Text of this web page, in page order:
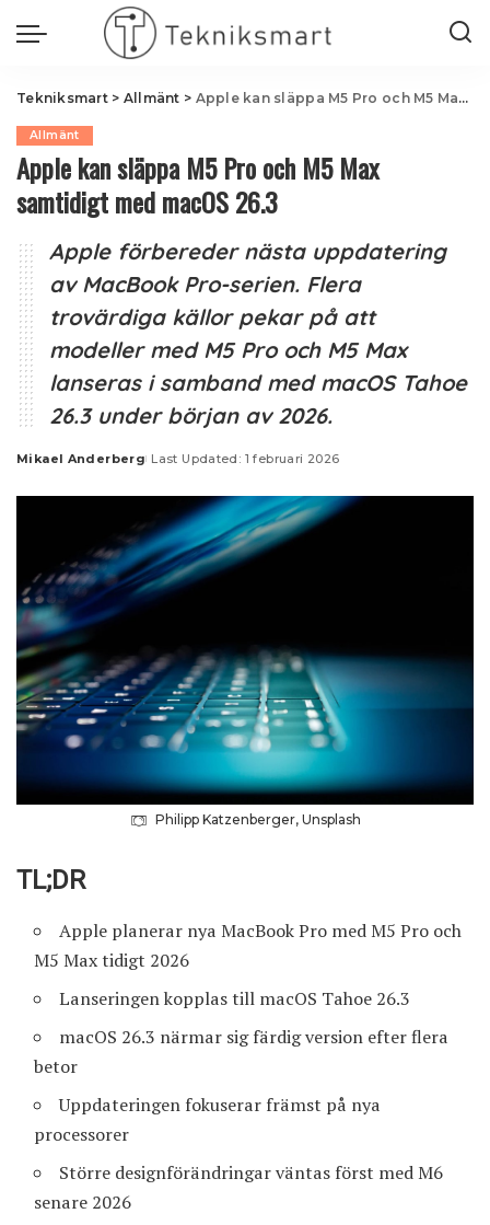
Tekniksmart> Allmänt > Apple kan släppa M5 Pro och M5 Max samtidigt med macOS 26.3
Allmänt
Apple kan släppa M5 Pro och M5 Max
samtidigt med macOS 26.3
Apple förbereder nästa uppdatering
av MacBook Pro-serien. Flera
trovärdiga källor pekar på att
modeller med M5 Pro och M5 Max
lanseras i samband med macOS Tahoe
26.3 under början av 2026.
Posted
Mikael Anderberg Last Updated: 1 februari 2026
Philipp Katzenberger, Unsplash
TL;DR
Apple planerar nya MacBook Pro med M5 Pro och
M5 Max tidigt 2026
Lanseringen kopplas till macOS Tahoe 26.3
macOS 26.3 närmar sig färdig version efter flera
betor
Uppdateringen fokuserar främst på nya
processorer
Större designförändringar väntas först med M6
senare 2026